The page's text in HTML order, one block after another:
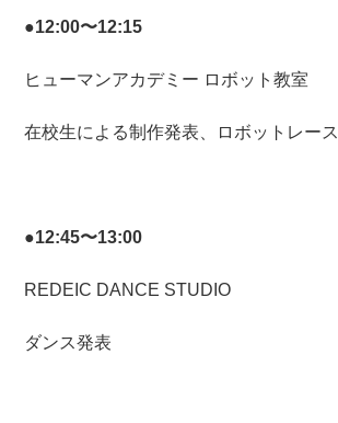
●12:00〜12:15
ヒューマンアカデミー ロボット教室
在校生による制作発表、ロボットレース
●12:45〜13:00
REDEIC DANCE STUDIO
ダンス発表